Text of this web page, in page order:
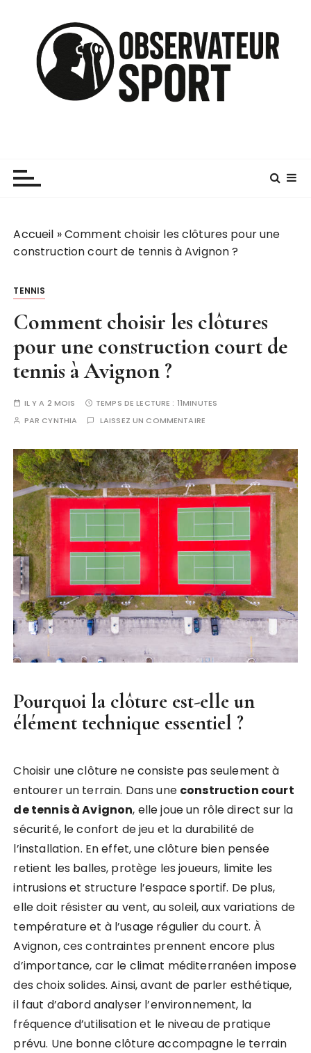
Accueil »Comment choisir les clôtures pour une
construction court de tennis à Avignon ?
TENNIS
Comment choisir les clôtures
pour une construction court de
tennis à Avignon ?
IL Y A 2 MOIS TEMPS DE LECTURE : 11MINUTES
PAR CYNTHIA LAISSEZ UN COMMENTAIRE
Pourquoi la clôture est-elle un
élément technique essentiel ?
Choisir une clôture ne consiste pas seulement à
entourer un terrain. Dans une construction court
de tennis à Avignon, elle joue un rôle direct sur la
sécurité, le confort de jeu et la durabilité de
l’installation. En effet, une clôture bien pensée
retient les balles, protège les joueurs, limite les
intrusions et structure l’espace sportif. De plus,
elle doit résister au vent, au soleil, aux variations de
température et à l’usage régulier du court. À
Avignon, ces contraintes prennent encore plus
d’importance, car le climat méditerranéen impose
des choix solides. Ainsi, avant de parler esthétique,
il faut d’abord analyser l’environnement, la
fréquence d’utilisation et le niveau de pratique
prévu. Une bonne clôture accompagne le terrain